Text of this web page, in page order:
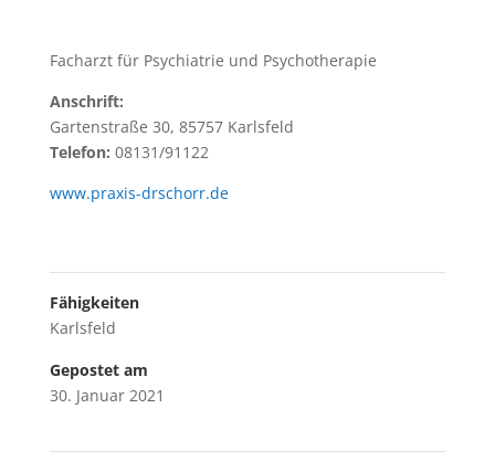
Facharzt für Psychiatrie und Psychotherapie
Anschrift:
Gartenstraße 30, 85757 Karlsfeld
Telefon: 08131/91122
www.praxis-drschorr.de
Fähigkeiten
Karlsfeld
Gepostet am
30. Januar 2021